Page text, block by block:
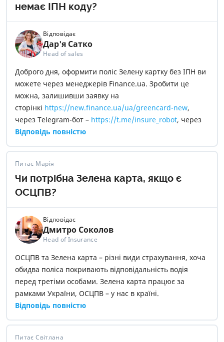
немає ІПН коду?
Відповідає
Дар'я Сатко
Head of sales
Доброго дня, оформити поліс Зелену картку без ІПН ви
можете через менеджерів Finance.ua. Зробити це
можна, залишивши заявку на
сторінкі https://new.finance.ua/ua/greencard-new,
через Telegram-бот – https://t.me/insure_robot, через
e-mail –insurance@mail.finance.ua
зателефонувавши за номером –0 800 307 555.
Відповідь повністю
Питає Марія
Чи потрібна Зелена карта, якщо є
ОСЦПВ?
Відповідає
Дмитро Соколов
Head of Insurance
ОСЦПВ та Зелена карта – різні види страхування, хоча
обидва поліса покривають відповідальність водія
перед третіми особами. Зелена карта працює за
рамками України, ОСЦПВ – у нас в країні.
Відповідь повністю
Питає Світлана